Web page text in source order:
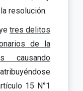
resolución.
tres delitos
de la
causando
15 N°1